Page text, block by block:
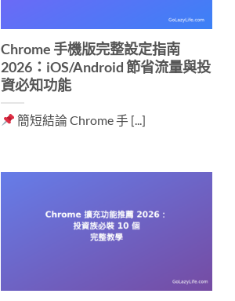
Chrome 手機版完整設定指南
2026：iOS/Android 節省流量與投
資必知功能
簡短結論 Chrome 手 [...]